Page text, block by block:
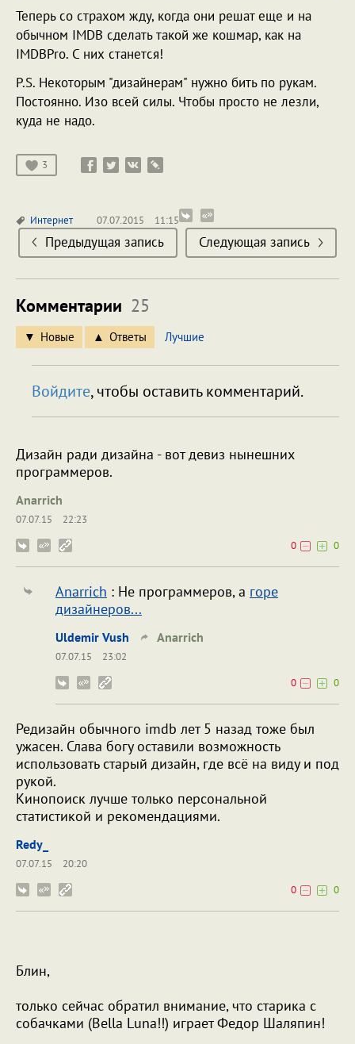
Теперь со страхом жду, когда они решат еще и на
обычном IMDB сделать такой же кошмар, как на
IMDBPro. С них станется!
P.S. Некоторым "дизайнерам" нужно бить по рукам.
Постоянно. Изо всей силы. Чтобы просто не лезли,
куда не надо.
3
Интернет 07.07.2015 11:15
Предыдущая запись Следующая запись
Комментарии 25
Новые Ответы Лучшие
Войдите, чтобы оставить комментарий.
Дизайн ради дизайна - вот девиз нынешних
программеров.
Anarrich
07.07.15
22:23
0
0
Anarrich : Не программеров, а горе
дизайнеров...
Uldemir Vush Anarrich
07.07.15
23:02
0
0
Редизайн обычного imdb лет 5 назад тоже был
ужасен. Слава богу оставили возможность
использовать старый дизайн, где всё на виду и под
рукой.
Кинопоиск лучше только персональной
статистикой и рекомендациями.
Redy_
07.07.15
20:20
0
0
Блин,
только сейчас обратил внимание, что старика с
собачками (Bella Luna!!) играет Федор Шаляпин!